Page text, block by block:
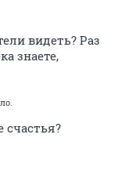
видеть? Раз
знаете,
счастья?